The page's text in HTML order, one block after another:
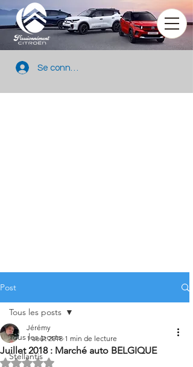
Se connecter
Post
Tous les posts
Stellantis
Tous les posts
Juillet 2018 : Marché auto BELGIQUE
Jérémy
1 août 2018 1 min de lecture
Noté NaN étoiles sur 5.